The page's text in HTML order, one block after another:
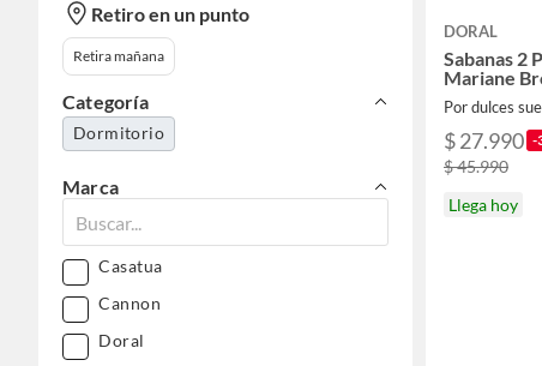
Retiro en un punto
Retira mañana
Categoría
Dormitorio
Marca
Casatua
Cannon
Doral
DORAL
Sabanas 2
Mariane
Por dulces
$ 27.990 -
$ 45.990
Llega hoy